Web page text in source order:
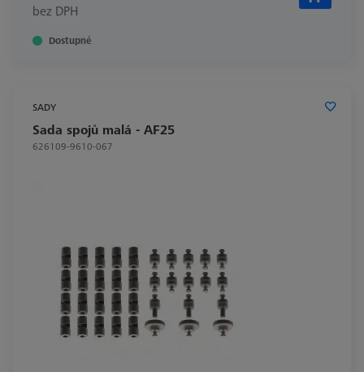
bez DPH
Dostupné
SADY
Sada spojů malá - AF25
626109-9610-067